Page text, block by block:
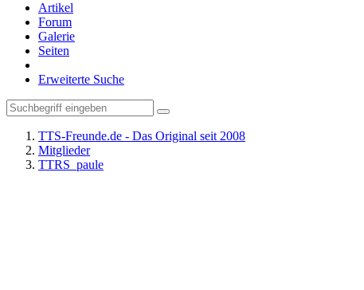
Artikel
Forum
Galerie
Seiten
Erweiterte Suche
TTS-Freunde.de - Das Original seit 2008
Mitglieder
TTRS_paule